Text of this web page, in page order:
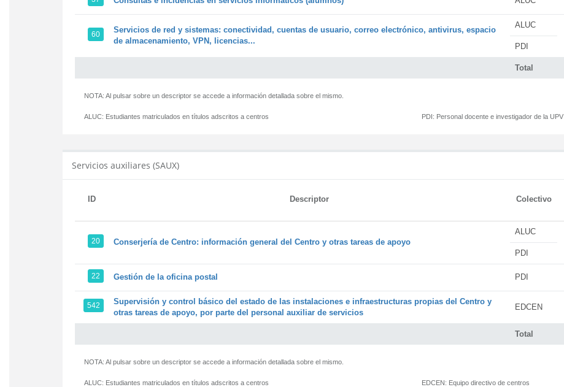
Total
60
Servicios de red y sistemas: conectividad, cuentas de usuario, correo electrónico, antivirus, espacio
de almacenamiento, VPN, licencias...
ALUC
PDI
NOTA: Al pulsar sobre un descriptor se accede a información detallada sobre el mismo.
ALUC: Estudiantes matriculados en títulos adscritos a centros PDI: Personal docente e investigador de la UPV
Servicios auxiliares (SAUX)
ID Descriptor Colectivo
Total
20 Conserjería de Centro: información general del Centro y otras tareas de apoyo
ALUC
PDI
22 Gestión de la oficina postal PDI
542
Supervisión y control básico del estado de las instalaciones e infraestructuras propias del Centro y
otras tareas de apoyo, por parte del personal auxiliar de servicios
EDCEN
NOTA: Al pulsar sobre un descriptor se accede a información detallada sobre el mismo.
ALUC: Estudiantes matriculados en títulos adscritos a centros
EDCEN: Equipo directivo de centros